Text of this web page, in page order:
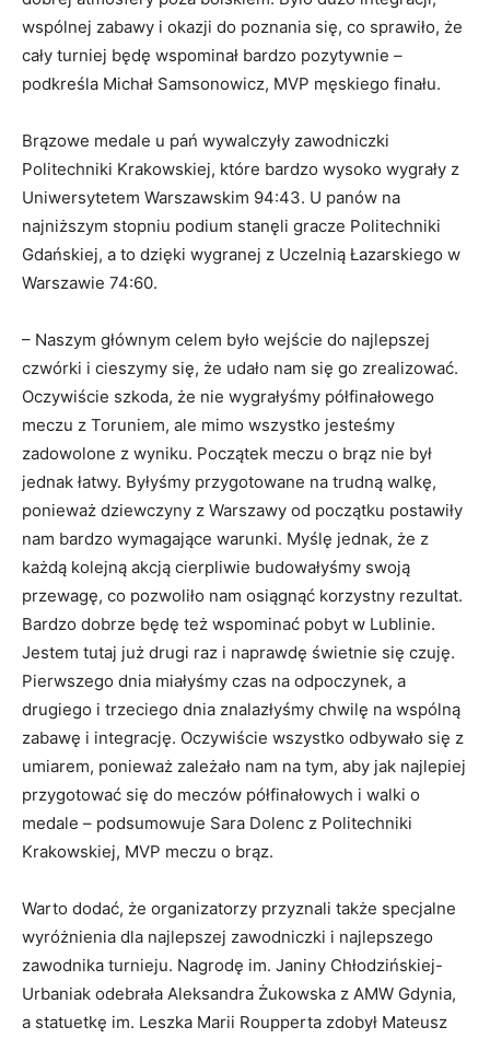
wspólnej zabawy i okazji do poznania się, co sprawiło, że
cały turniej będę wspominał bardzo pozytywnie –
podkreśla Michał Samsonowicz, MVP męskiego finału.
Brązowe medale u pań wywalczyły zawodniczki
Politechniki Krakowskiej, które bardzo wysoko wygrały z
Uniwersytetem Warszawskim 94:43. U panów na
najniższym stopniu podium stanęli gracze Politechniki
Gdańskiej, a to dzięki wygranej z Uczelnią Łazarskiego w
Warszawie 74:60.
– Naszym głównym celem było wejście do najlepszej
czwórki i cieszymy się, że udało nam się go zrealizować.
Oczywiście szkoda, że nie wygrałyśmy półfinałowego
meczu z Toruniem, ale mimo wszystko jesteśmy
zadowolone z wyniku. Początek meczu o brąz nie był
jednak łatwy. Byłyśmy przygotowane na trudną walkę,
ponieważ dziewczyny z Warszawy od początku postawiły
nam bardzo wymagające warunki. Myślę jednak, że z
każdą kolejną akcją cierpliwie budowałyśmy swoją
przewagę, co pozwoliło nam osiągnąć korzystny rezultat.
Bardzo dobrze będę też wspominać pobyt w Lublinie.
Jestem tutaj już drugi raz i naprawdę świetnie się czuję.
Pierwszego dnia miałyśmy czas na odpoczynek, a
drugiego i trzeciego dnia znalazłyśmy chwilę na wspólną
zabawę i integrację. Oczywiście wszystko odbywało się z
umiarem, ponieważ zależało nam na tym, aby jak najlepiej
przygotować się do meczów półfinałowych i walki o
medale – podsumowuje Sara Dolenc z Politechniki
Krakowskiej, MVP meczu o brąz.
Warto dodać, że organizatorzy przyznali także specjalne
wyróżnienia dla najlepszej zawodniczki i najlepszego
zawodnika turnieju. Nagrodę im. Janiny Chłodzińskiej-
Urbaniak odebrała Aleksandra Żukowska z AMW Gdynia,
a statuetkę im. Leszka Marii Roupperta zdobył Mateusz